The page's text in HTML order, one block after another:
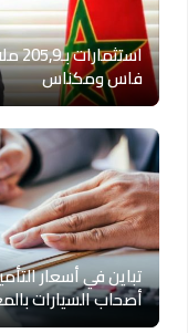
فاس ومكناس
تباين في أسعار
أصحاب السيارات